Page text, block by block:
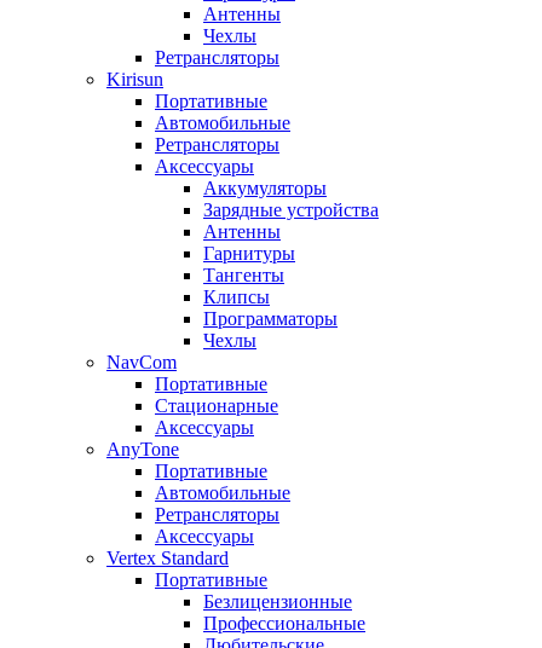
Антенны
Чехлы
Ретрансляторы
Kirisun
Портативные
Автомобильные
Ретрансляторы
Аксессуары
Аккумуляторы
Зарядные устройства
Антенны
Гарнитуры
Тангенты
Клипсы
Программаторы
Чехлы
NavCom
Портативные
Стационарные
Аксессуары
AnyTone
Портативные
Автомобильные
Ретрансляторы
Аксессуары
Vertex Standard
Портативные
Безлицензионные
Профессиональные